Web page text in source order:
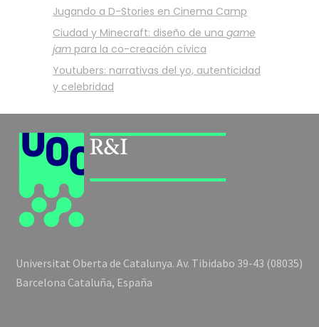
Jugando a D-Stories en Cinema Camp
Ciudad y Minecraft: diseño de una game
jam para la co-creación cívica
Youtubers: narrativas del yo, autenticidad
y celebridad
Universitat Oberta de Catalunya. Av. Tibidabo 39-43 (08035)
Barcelona Cataluña, España